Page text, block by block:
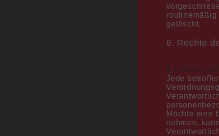
routinemäßig
gelöscht.
6. Rechte
6.1 Recht
Jede
Möchte eine
nehmen,